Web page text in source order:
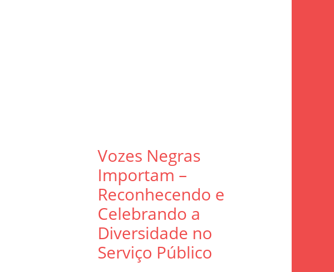
Vozes Negras
Importam –
Reconhecendo e
Celebrando a
Diversidade no
Serviço Público